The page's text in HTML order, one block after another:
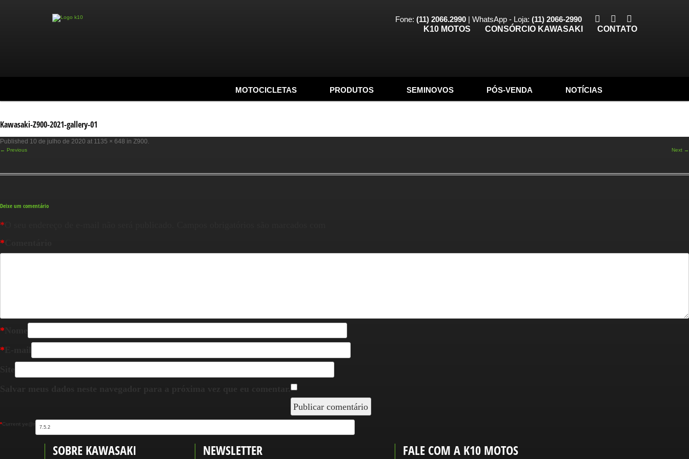
Fone: (11) 2066.2990 | WhatsApp - Loja: (11) 2066-2990
K10 MOTOS
CONSÓRCIO KAWASAKI CONTATO
MOTOCICLETAS PRODUTOS SEMINOVOS PÓS-VENDA NOTÍCIAS
Kawasaki-Z900-2021-gallery-01
Published 10 de julho de 2020 at 1135 × 648 in Z900.
← Previous Next →
Deixe um comentário
*
*
*
*
Current ye@r
*
SOBRE KAWASAKI NEWSLETTER FALE COM A K10 MOTOS